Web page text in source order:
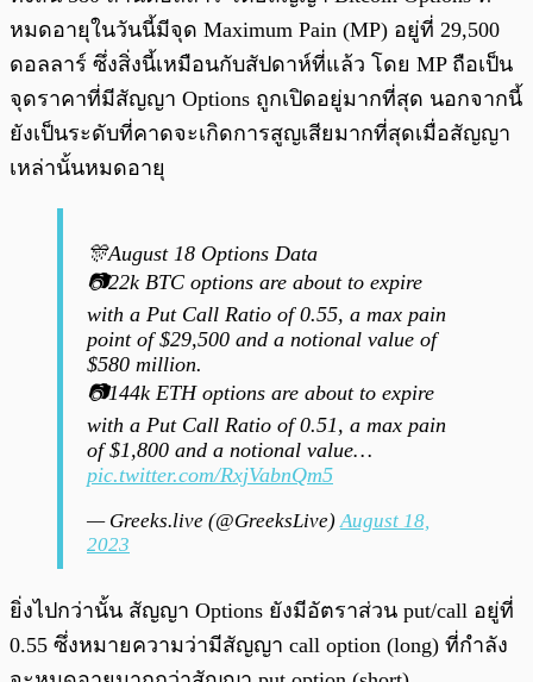
หมดอายุในวันนี้มีจุด Maximum Pain (MP) อยู่ที่ 29,500
ดอลลาร์ ซึ่งสิ่งนี้เหมือนกับสัปดาห์ที่แล้ว โดย MP ถือเป็น
จุดราคาที่มีสัญญา Options ถูกเปิดอยู่มากที่สุด นอกจากนี้
ยังเป็นระดับที่คาดจะเกิดการสูญเสียมากที่สุดเมื่อสัญญา
เหล่านั้นหมดอายุ
🎊August 18 Options Data
📷22k BTC options are about to expire
with a Put Call Ratio of 0.55, a max pain
point of $29,500 and a notional value of
$580 million.
📷144k ETH options are about to expire
with a Put Call Ratio of 0.51, a max pain
of $1,800 and a notional value…
pic.twitter.com/RxjVabnQm5
— Greeks.live (@GreeksLive)August 18,
2023
ยิ่งไปกว่านั้น สัญญา Options ยังมีอัตราส่วน put/call อยู่ที่
0.55 ซึ่งหมายความว่ามีสัญญา call option (long) ที่กำลัง